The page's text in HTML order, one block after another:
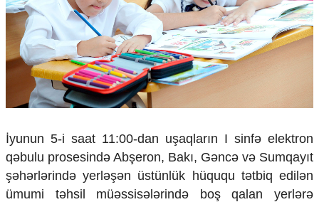
Siyasi
Geosiyasi
İqtisadi
Sosioloji
Araşdırma
Multimedia
Foto
Video
İnfoqrafika
Podcast
İyunun 5-i saat 11:00-dan uşaqların I sinfə elektron
qəbulu prosesində Abşeron, Bakı, Gəncə və Sumqayıt
şəhərlərində yerləşən üstünlük hüququ tətbiq edilən
ümumi təhsil müəssisələrində boş qalan yerlərə